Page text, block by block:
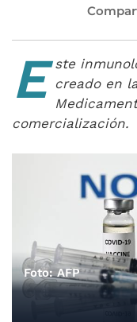
E ste
creado en
comercialización.
Foto: AFP